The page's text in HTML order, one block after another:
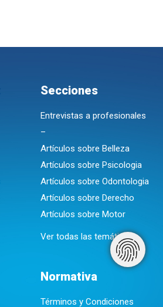
Secciones
Entrevistas a profesionales
–
Artículos sobre Belleza
Artículos sobre Psicologia
Artículos sobre Odontologia
Artículos sobre Derecho
Artículos sobre Motor
Ver todas las temáticas
Normativa
Términos y Condiciones